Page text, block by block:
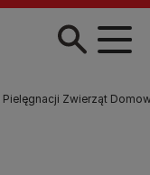
Zwierząt